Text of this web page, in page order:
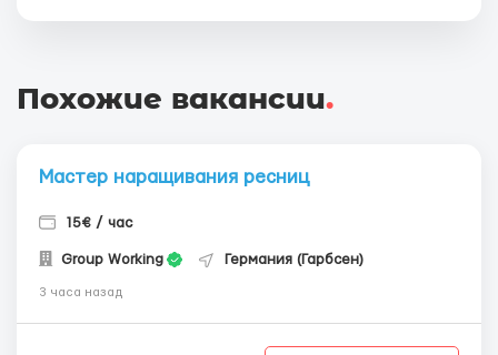
Похожие вакансии.
Мастер наращивания ресниц
15€ / час
Group Working Германия (Гарбсен)
3 часа назад